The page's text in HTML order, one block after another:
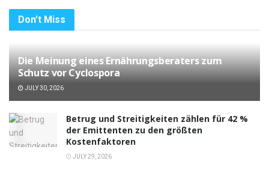
Don't Miss
Die Meinung eines Ernährungsberaters zum
Schutz vor Cyclospora
JULY 30, 2026
Betrug und Streitigkeiten zählen für 42 %
der Emittenten zu den größten
Kostenfaktoren
JULY 29, 2026